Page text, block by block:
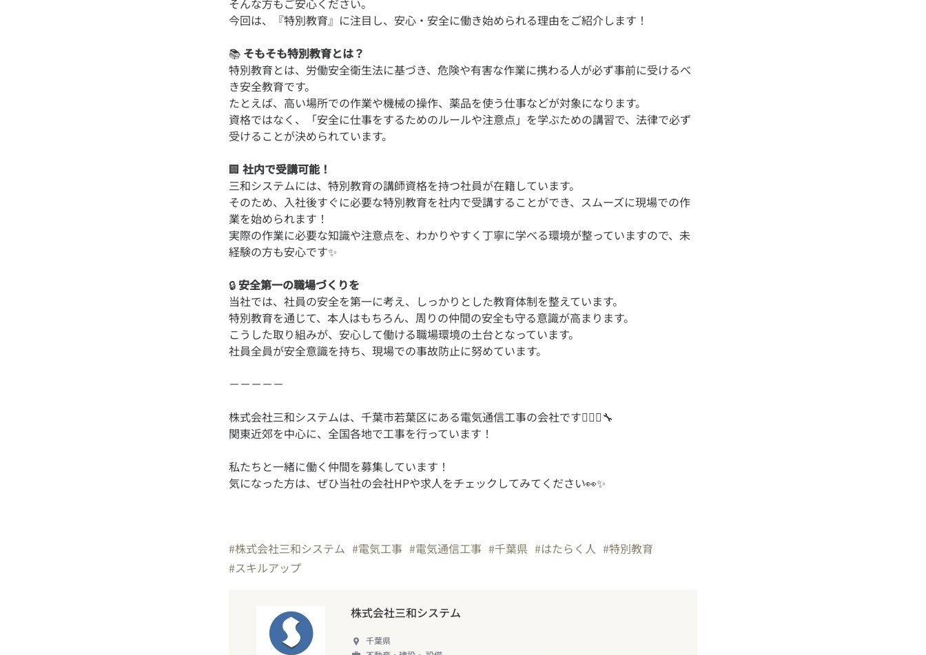
そんな方もご安心ください。
📚 そもそも特別教育とは？
特別教育とは、労働安全衛生法に基づき、危険や有害な作業に携わる人が必ず事前に受けるべ
き安全教育です。
たとえば、高い場所での作業や機械の操作、薬品を使う仕事などが対象になります。
資格ではなく、「安全に仕事をするためのルールや注意点」を学ぶための講習で、法律で必ず
🏢 社内で受講可能！
三和システムには、特別教育の講師資格を持つ社員が在籍しています。
そのため、入社後すぐに必要な特別教育を社内で受講することができ、スムーズに現場での作
業を始められます！
実際の作業に必要な知識や注意点を、わかりやすく丁寧に学べる環境が整っていますので、未
🔒 安全第一の職場づくりを
当社では、社員の安全を第一に考え、しっかりとした教育体制を整えています。
特別教育を通じて、本人はもちろん、周りの仲間の安全も守る意識が高まります。
こうした取り組みが、安心して働ける職場環境の土台となっています。
株式会社三和システムは、千葉市若葉区にある電気通信工事の会社です👷🏻‍♂️🔧
私たちと一緒に働く仲間を募集しています！
気になった方は、ぜひ当社の会社HPや求人をチェックしてみてください👀✨
#株式会社三和システム #電気工事 #電気通信工事 #千葉県 #はたらく人 #特別教育
#スキルアップ
株式会社三和システム
千葉県